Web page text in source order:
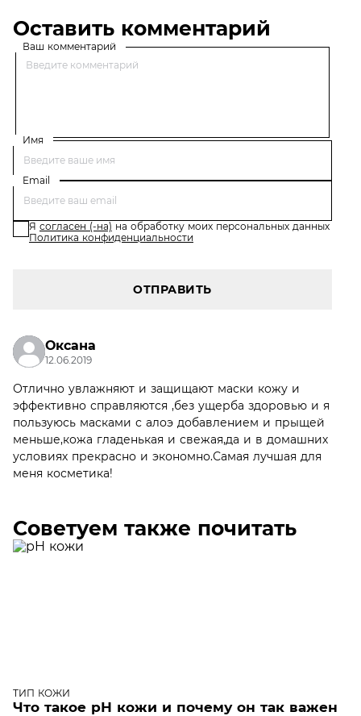
Оставить комментарий
Ваш комментарий
Имя
Email
Я согласен (-на) на обработку моих персональных данных
Политика конфиденциальности
ОТПРАВИТЬ
Оксана
12.06.2019
Отлично увлажняют и защищают маски кожу и
эффективно справляются ,без ущерба здоровью и я
пользуюсь масками с алоэ добавлением и прыщей
меньше,кожа гладенькая и свежая,да и в домашних
условиях прекрасно и экономно.Самая лучшая для
меня косметика!
Советуем также почитать
ТИП КОЖИ
Что такое рН кожи и почему он так важен